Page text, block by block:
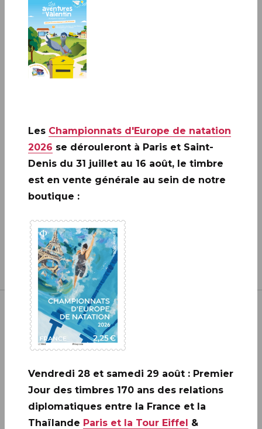
2006 - 2026 / BLOC
EN SAVOIR PLUS
Les Championnats d'Europe de natation
2026 se dérouleront à Paris et Saint-
Denis du 31 juillet au 16 août, le timbre
est en vente générale au sein de notre
boutique :
Vendredi 28 et samedi 29 août : Premier
Jour des timbres 170 ans des relations
diplomatiques entre la France et la
Thaïlande Paris et la Tour Eiffel &